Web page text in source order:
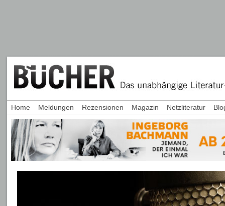
Home Meldungen Rezensionen Magazin Netzliteratur